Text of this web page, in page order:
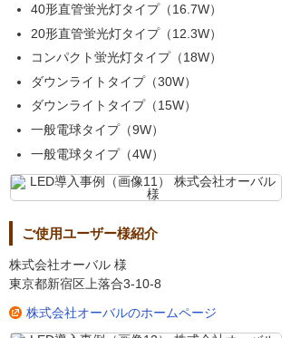
40形直管蛍光灯タイプ（16.7W）
20形直管蛍光灯タイプ（12.3W）
コンパクト蛍光灯タイプ（18W）
ダウンライトタイプ（30W）
ダウンライトタイプ（15W）
一般電球タイプ（9W）
一般電球タイプ（4W）
ご使用ユーザー様紹介
株式会社オーバル 様
東京都新宿区上落合3-10-8
株式会社オーバルのホームページ